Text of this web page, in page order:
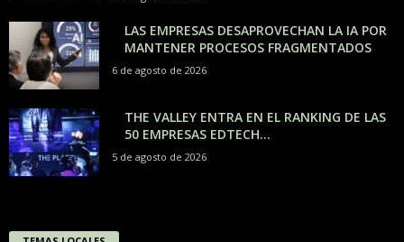
LAS EMPRESAS DESAPROVECHAN LA IA POR
MANTENER PROCESOS FRAGMENTADOS
6 de agosto de 2026
THE VALLEY ENTRA EN EL RANKING DE LAS
50 EMPRESAS EDTECH...
5 de agosto de 2026